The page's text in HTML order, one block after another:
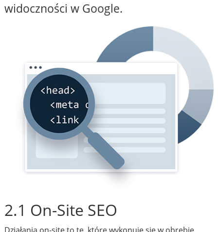
widoczności w Google.
2.1 On-Site SEO
Działania on-site to te, które wykonuje się w obrębie